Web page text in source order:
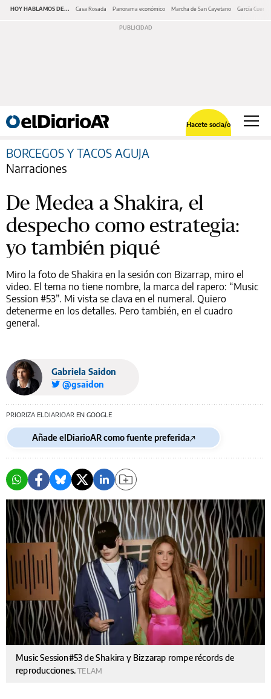
HOY HABLAMOS DE... Casa Rosada Panorama económico Marcha de San Cayetano García Cuerva
Hacete socia/o
BORCEGOS Y TACOS AGUJA
Narraciones
De Medea a Shakira, el
despecho como estrategia:
yo también piqué
Miro la foto de Shakira en la sesión con Bizarrap, miro el
video. El tema no tiene nombre, la marca del rapero: “Music
Session #53”. Mi vista se clava en el numeral. Quiero
detenerme en los detalles. Pero también, en el cuadro
general.
Gabriela Saidon
@gsaidon
PRIORIZA ELDIARIOAR EN GOOGLE
Añade elDiarioAR como fuente preferida
Music Session#53 de Shakira y Bizzarap rompe récords de
reproducciones.TELAM